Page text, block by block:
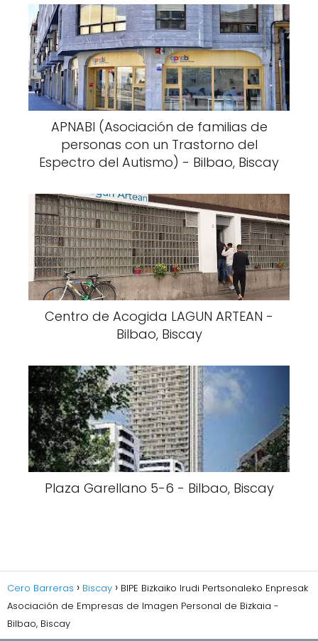
APNABI (Asociación de familias de
personas con un Trastorno del
Espectro del Autismo) - Bilbao, Biscay
Centro de Acogida LAGUN ARTEAN -
Bilbao, Biscay
Plaza Garellano 5-6 - Bilbao, Biscay
Cero Barreras Biscay
BIPE Bizkaiko Irudi Pertsonaleko Enpresak
Asociación de Empresas de Imagen Personal de Bizkaia -
Bilbao, Biscay